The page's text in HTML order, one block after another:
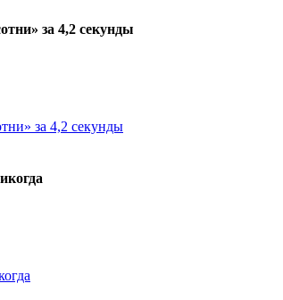
за 4,2 секунды